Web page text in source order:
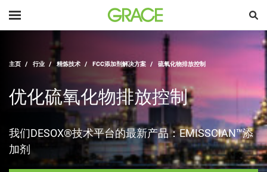
主页 行业 精炼技术 FCC添加剂解决方案 硫氧化物排放控制
优化硫氧化物排放控制
我们DESOX®技术平台的最新产品：EMISSCIAN™添
加剂